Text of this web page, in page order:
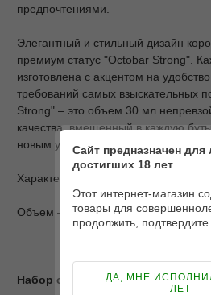
предпочтениями.
Элегантный и стильный дизайн
премиум статус "Octobar Strong".
изготовлена с акцентом на
требований самых взыскательных
Strong" – это объем 30 мл
качества, вмещенный в каждую
новым уровнем вейпинга с этой
Характеристики
Объем – 30 мл.
Набор состоит из 3-х
Сайт предназначен для
достигших 18 лет
Этот интернет-магазин
товары для
продолжить, подтвердите
ДА, МНЕ
ЛЕТ